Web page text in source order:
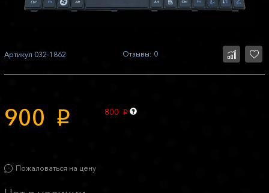
Артикул 032-1862 Отзывы: 0
900 p 800 p
Пожаловаться на цену